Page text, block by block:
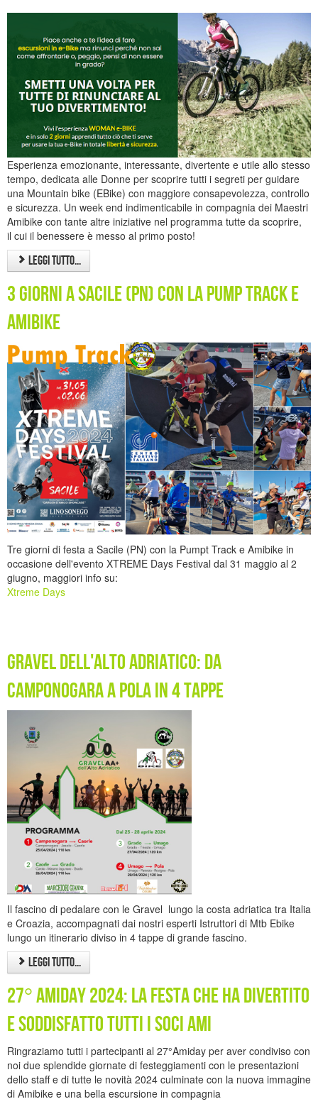
Esperienza emozionante, interessante, divertente e utile allo stesso
tempo, dedicata alle Donne per scoprire tutti i segreti per guidare
una Mountain bike (EBike) con maggiore consapevolezza, controllo
e sicurezza. Un week end indimenticabile in compagnia dei Maestri
Amibike con tante altre iniziative nel programma tutte da scoprire,
il cui il benessere è messo al primo posto!
Leggi tutto...
3 giorni a Sacile (PN) con la Pump Track e
Amibike
Tre giorni di festa a Sacile (PN) con la Pumpt Track e Amibike in
occasione dell'evento XTREME Days Festival dal 31 maggio al 2
giugno, maggiori info su:
Xtreme Days
Gravel dell'Alto Adriatico: da
Camponogara a Pola in 4 tappe
Il fascino di pedalare con le Gravel lungo la costa adriatica tra Italia
e Croazia, accompagnati dai nostri esperti Istruttori di Mtb Ebike
lungo un itinerario diviso in 4 tappe di grande fascino.
Leggi tutto...
27° Amiday 2024: la festa che ha divertito
e soddisfatto tutti i soci Ami
Ringraziamo tutti i partecipanti al 27°Amiday per aver condiviso con
noi due splendide giornate di festeggiamenti con le presentazioni
dello staff e di tutte le novità 2024 culminate con la nuova immagine
di Amibike e una bella escursione in compagnia